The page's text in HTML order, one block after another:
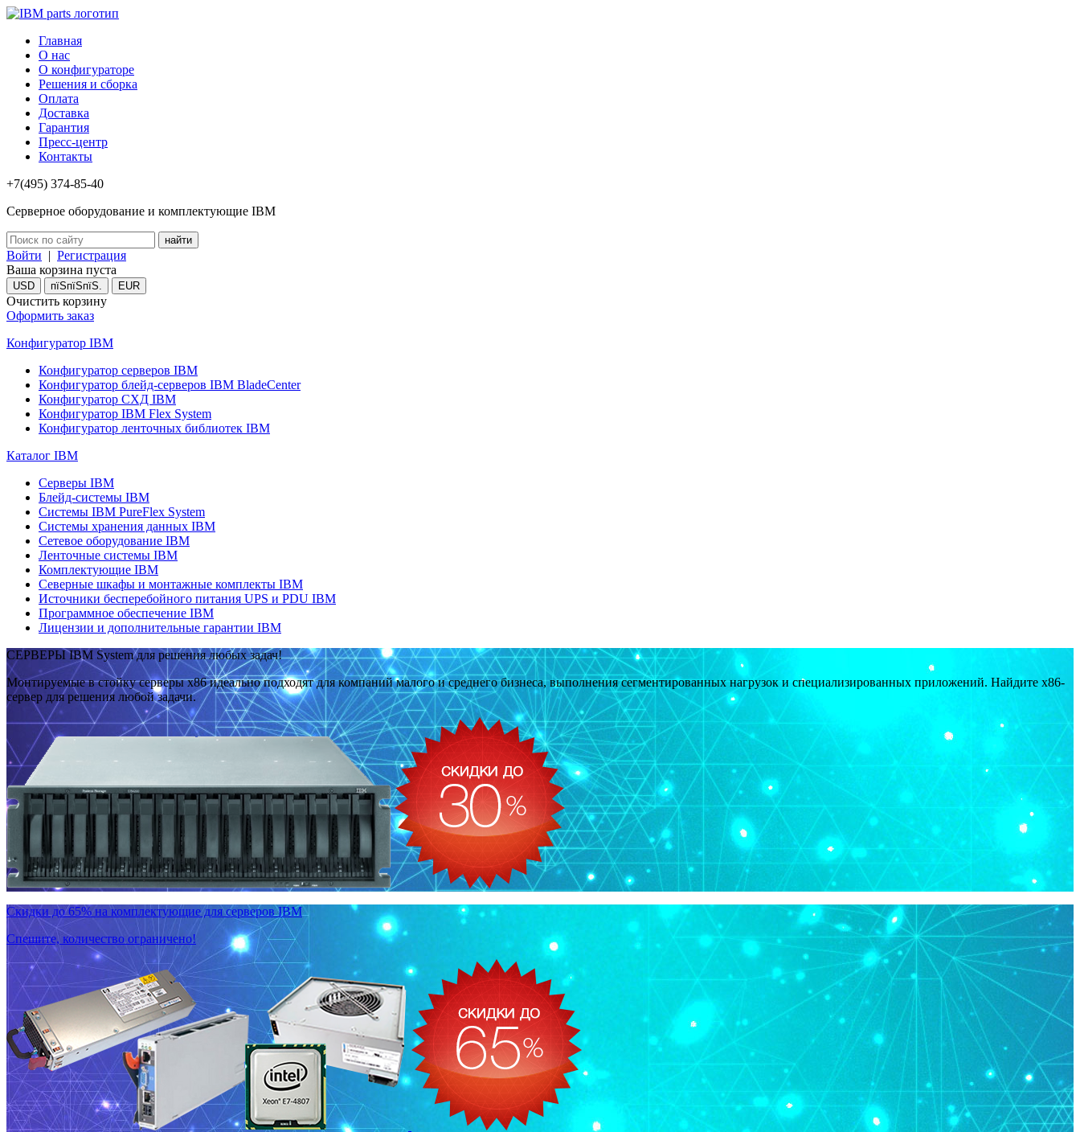
Главная
О нас
О конфигураторе
Решения и сборка
Оплата
Доставка
Гарантия
Пресс-центр
Контакты
+7(495) 374-85-40
Серверное оборудование и комплектующие IBM
Войти | Регистрация
Ваша корзина пуста
USD пїЅпїЅпїЅ. EUR
Очистить корзину
Оформить заказ
Конфигуратор IBM
Конфигуратор серверов IBM
Конфигуратор блейд-серверов IBM BladeCenter
Конфигуратор СХД IBM
Конфигуратор IBM Flex System
Конфигуратор ленточных библиотек IBM
Каталог IBM
Серверы IBM
Блейд-системы IBM
Системы IBM PureFlex System
Системы хранения данных IBM
Сетевое оборудование IBM
Ленточные системы IBM
Комплектующие IBM
Северные шкафы и монтажные комплекты IBM
Источники бесперебойного питания UPS и PDU IBM
Программное обеспечение IBM
Лицензии и дополнительные гарантии IBM
СЕРВЕРЫ IBM System для решения любых задач!
Монтируемые в стойку серверы x86 идеально подходят для компаний малого и среднего бизнеса, выполнения сегментированных нагрузок и специализированных приложений. Найдите x86-
сервер для решения любой задачи.
Скидки до 65% на комплектующие для серверов IBM
Спешите, количество ограничено!